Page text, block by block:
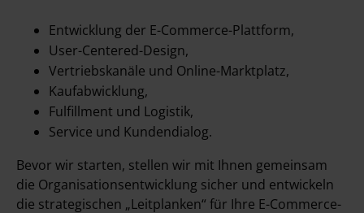
Entwicklung der E-Commerce-Plattform,
User-Centered-Design,
Vertriebskanäle und Online-Marktplatz,
Kaufabwicklung,
Fulfillment und Logistik,
Service und Kundendialog.
Bevor wir starten, stellen wir mit Ihnen gemeinsam
die Organisationsentwicklung sicher und entwickeln
die strategischen „Leitplanken“ für Ihre E-Commerce-